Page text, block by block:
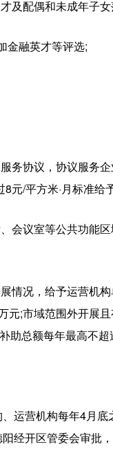
及配偶和未成年子
金融英才等评选;
务协议，协议服务
元/平方米·月标准
会议室等公共功能
情况，给予运营机
元;市域范围外开展
助总额每年最高不
运营机构每年4月
经开区管委会审批